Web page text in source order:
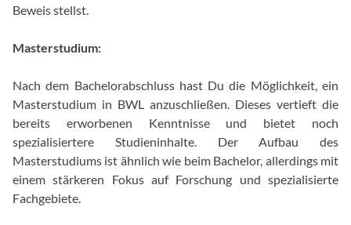
Beweis stellst.
Masterstudium:
Nach dem Bachelorabschluss hast Du die Möglichkeit, ein
Masterstudium in BWL anzuschließen. Dieses vertieft die
bereits erworbenen Kenntnisse und bietet noch
spezialisiertere Studieninhalte. Der Aufbau des
Masterstudiums ist ähnlich wie beim Bachelor, allerdings mit
einem stärkeren Fokus auf Forschung und spezialisierte
Fachgebiete.